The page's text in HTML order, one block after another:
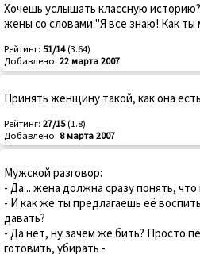
Хочешь услышать классную
жены со словами "Я все знаю! Как ты
Рейтинг: 51/14(3.64)
Добавлено: 22 марта 2007
Принять женщину такой, как она
Рейтинг: 27/15(1.8)
Добавлено: 8 марта 2007
Мужской разговор:
- Да... жена должна сразу понять,
- И как же ты предлагаешь её
давать?
- Да нет, ну зачем же бить? Просто
готовить, убирать -